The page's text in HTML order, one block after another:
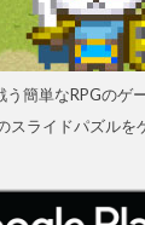
簡単なRPGのゲ
スライドパズルを